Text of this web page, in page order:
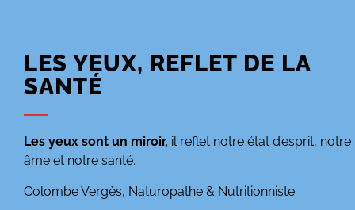
LES YEUX, REFLET DE LA
SANTÉ
Les yeux sont un miroir, il reflet notre état d’esprit, notre
âme et notre santé.
Colombe Vergès, Naturopathe & Nutritionniste